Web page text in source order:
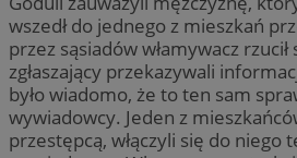
wszedł do jednego z mieszkań
przez sąsiadów włamywacz
zgłaszający przekazywali
było wiadomo, że to ten sam
wywiadowcy. Jeden z
przestępcą, włączyli się do niego